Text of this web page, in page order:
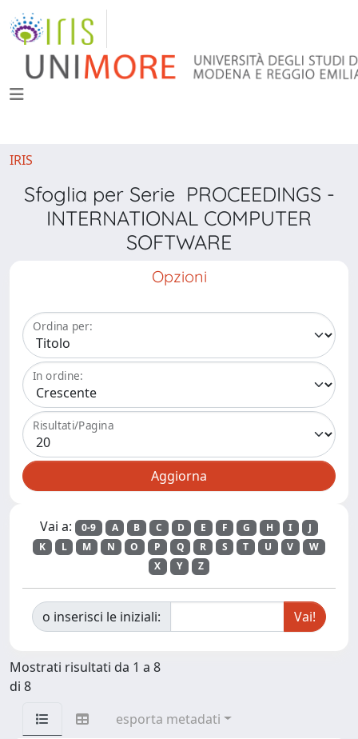
IRIS
Sfoglia per Serie PROCEEDINGS -
INTERNATIONAL COMPUTER
SOFTWARE
Opzioni
Ordina per:
In ordine:
Risultati/Pagina
Vai a: 0-9 A B C D E F G H I
J
K
L M N O P Q R S T U V
W
X
Y Z
o inserisci le iniziali:
Mostrati risultati da 1 a 8
di 8
esporta metadati